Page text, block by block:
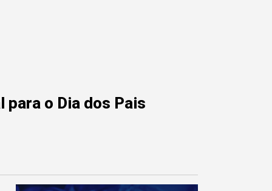
o Dia dos Pais